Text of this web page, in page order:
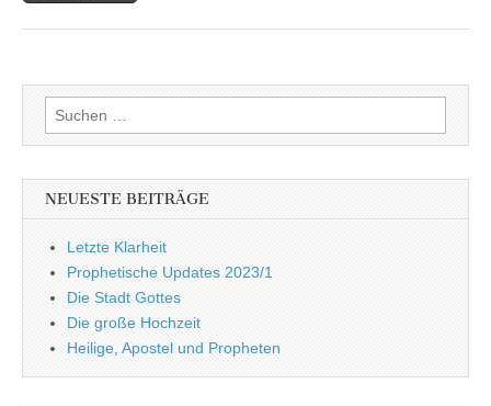
Suchen
nach:
NEUESTE BEITRÄGE
Letzte Klarheit
Prophetische Updates 2023/1
Die Stadt Gottes
Die große Hochzeit
Heilige, Apostel und Propheten